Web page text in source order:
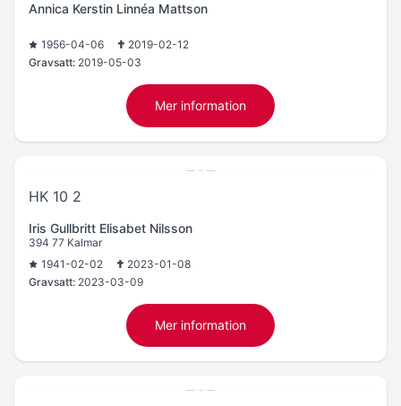
Annica Kerstin Linnéa Mattson
1956-04-06
2019-02-12
Gravsatt: 2019-05-03
Mer information
HK 10 2
Iris Gullbritt Elisabet Nilsson
394 77 Kalmar
1941-02-02
2023-01-08
Gravsatt: 2023-03-09
Mer information